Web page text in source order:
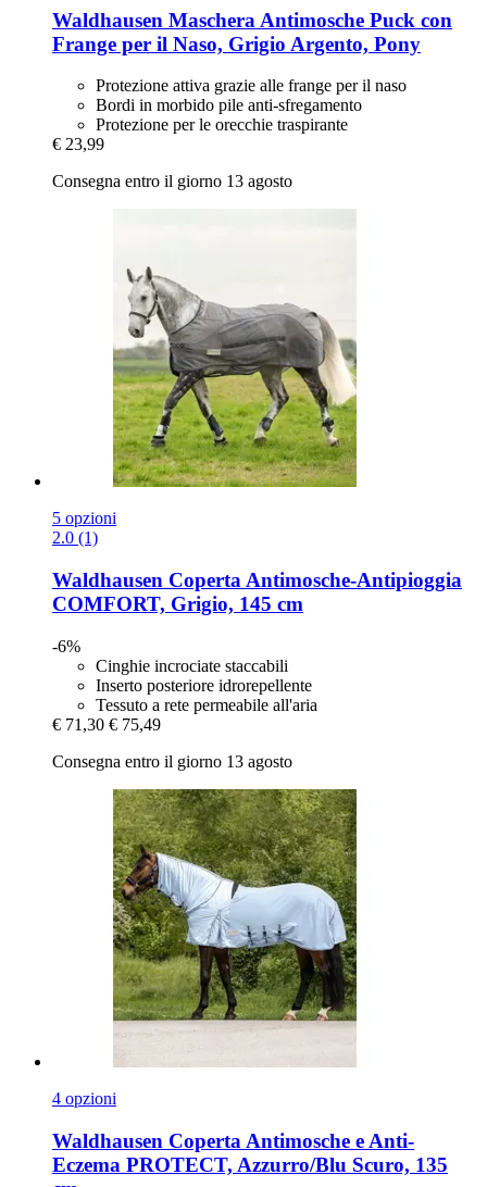
Waldhausen Maschera Antimosche Puck con
Frange per il Naso, Grigio Argento, Pony
Protezione attiva grazie alle frange per il naso
Bordi in morbido pile anti-sfregamento
Protezione per le orecchie traspirante
€ 23,99
Consegna entro il giorno 13 agosto
5 opzioni
2.0 (1)
Waldhausen Coperta Antimosche-​Antipioggia
COMFORT, Grigio, 145 cm
-6%
Cinghie incrociate staccabili
Inserto posteriore idrorepellente
Tessuto a rete permeabile all'aria
€ 71,30 € 75,49
Consegna entro il giorno 13 agosto
4 opzioni
Waldhausen Coperta Antimosche e Anti-​
Eczema PROTECT, Azzurro/Blu Scuro, 135